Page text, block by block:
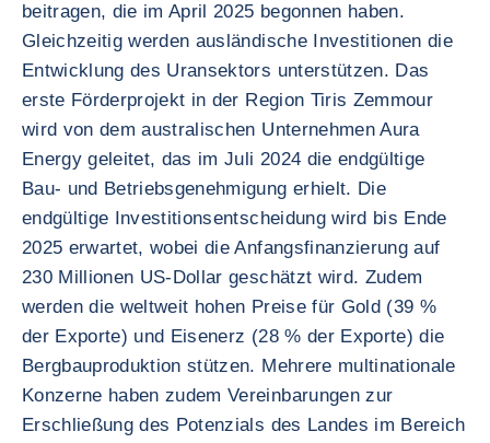
beitragen, die im April 2025 begonnen haben.
Gleichzeitig werden ausländische Investitionen die
Entwicklung des Uransektors unterstützen. Das
erste Förderprojekt in der Region Tiris Zemmour
wird von dem australischen Unternehmen Aura
Energy geleitet, das im Juli 2024 die endgültige
Bau- und Betriebsgenehmigung erhielt. Die
endgültige Investitionsentscheidung wird bis Ende
2025 erwartet, wobei die Anfangsfinanzierung auf
230 Millionen US-Dollar geschätzt wird. Zudem
werden die weltweit hohen Preise für Gold (39 %
der Exporte) und Eisenerz (28 % der Exporte) die
Bergbauproduktion stützen. Mehrere multinationale
Konzerne haben zudem Vereinbarungen zur
Erschließung des Potenzials des Landes im Bereich